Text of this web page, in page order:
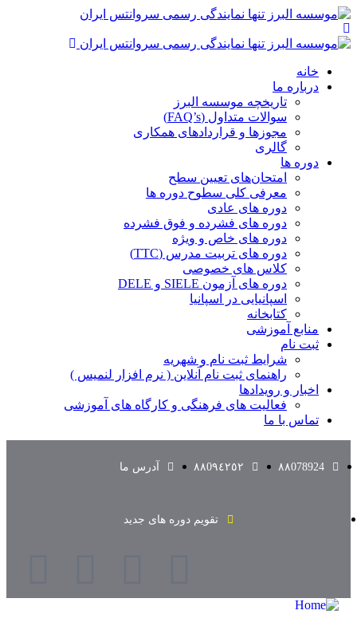
خانه
درباره ما
تاریخچه موسسه البرز
سوالات متداول (FAQ’s)
مجوزها و قراردادهای همکاری
گالری
دوره ها
امتحان‌های تعیین سطح
معرفی کلی سطوح دوره ها
دوره های عادی
دوره های فشرده و فوق فشرده
دوره های خاص و ویژه
دوره های تربیت مدرس (TTC)
کلاس های خصوصی
دوره های آزمون SIELE و DELE
اسپانیایی در اسپانیا
کتابخانه
منابع آموزشی
ثبت نام
شرایط ثبت نام و شهریه
راهنمای ثبت نام آنلاین ( نرم افزار لنمیس )
اخبار و رویدادها
فعالیت های فرهنگی و کارگاه های آموزشی
تماس با ما
٨٨078924 ٨٨0٩٤٢٥٢ آدرس ما
تقویم دوره های جدید